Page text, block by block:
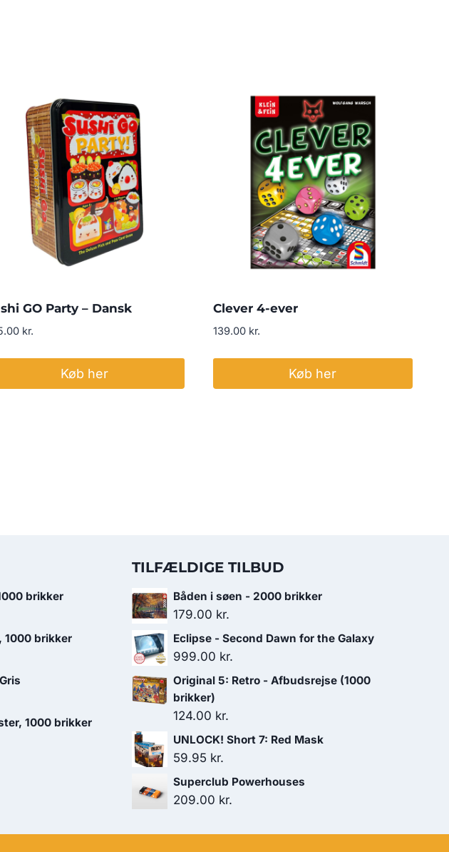
GO Party – Dansk
kr.
Køb her
Clever 4-ever
139.00 kr.
Køb her
brikker
1000 brikker
kr..
1000 brikker
TILFÆLDIGE TILBUD
Båden i søen - 2000 brikker
179.00 kr.
Eclipse - Second Dawn for the Galaxy
999.00 kr.
Original 5: Retro - Afbudsrejse (1000
brikker)
124.00 kr.
UNLOCK! Short 7: Red Mask
59.95 kr.
Superclub Powerhouses
209.00 kr.